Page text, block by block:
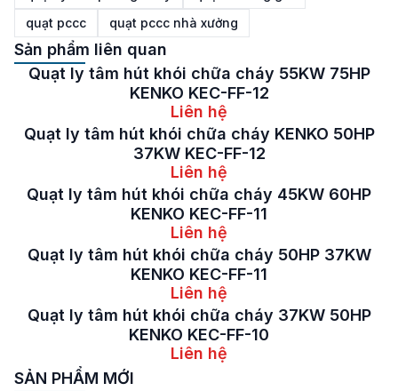
quạt pccc
quạt pccc nhà xưởng
Sản phẩm liên quan
Quạt ly tâm hút khói chữa cháy 55KW 75HP
KENKO KEC-FF-12
Liên hệ
Quạt ly tâm hút khói chữa cháy KENKO 50HP
37KW KEC-FF-12
Liên hệ
Quạt ly tâm hút khói chữa cháy 45KW 60HP
KENKO KEC-FF-11
Liên hệ
Quạt ly tâm hút khói chữa cháy 50HP 37KW
KENKO KEC-FF-11
Liên hệ
Quạt ly tâm hút khói chữa cháy 37KW 50HP
KENKO KEC-FF-10
Liên hệ
SẢN PHẨM MỚI